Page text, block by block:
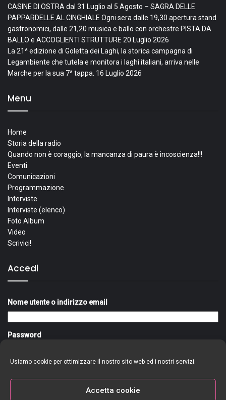
Usiamo cookie per ottimizzare il nostro sito web ed i nostri servizi.
Accetta cookie
CASINE DI OSTRA dal 31 Luglio al 5 Agosto – SAGRA DELLE
PAPPARDELLE AL CINGHIALE Ogni sera dalle 19,30 apertura stand
gastronomici, dalle 21,20 musica e ballo con orchestre PISTA DA
BALLO e ACCOGLIENTI STRUTTURE 20 Luglio 2026
La 21^ edizione di Goletta dei Laghi, la storica campagna di
Legambiente che tutela e monitora i laghi italiani, arriva nelle
Marche per la sua 7^ tappa. 16 Luglio 2026
Menu
Home
Storia della radio
Quando non è coraggio, la mancanza di paura è incoscienza!!!
Eventi
Comunicazioni
Programmazione
Interviste
Interviste (elenco)
Foto Album
Video
Scrivici!
Accedi
Nome utente o indirizzo email
Password
Ricordami